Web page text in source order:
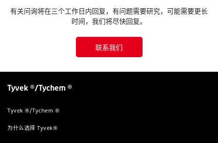
有关问询将在三个工作日内回复，有问题需要研究，可能需要更长
时间，我们将尽快回复。
联系我们
Tyvek ®/Tychem ®
Tyvek ®/Tychem ®
为什么选择 Tyvek®